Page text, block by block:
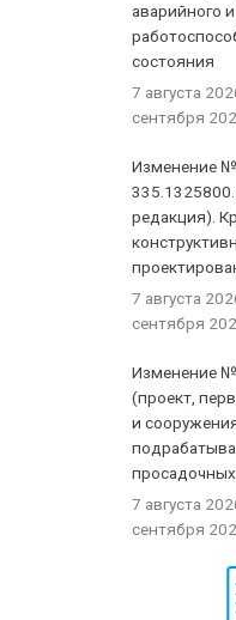
аварийного
состояния
7 августа
сентября
Изменение
редакция).
7 августа
сентября
Изменение
(проект,
и
просадочных
7 августа
сентября